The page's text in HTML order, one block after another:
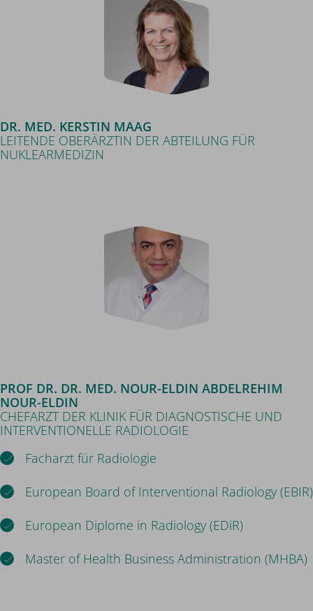
DR. MED. KERSTIN MAAG
LEITENDE OBERÄRZTIN DER ABTEILUNG FÜR
NUKLEARMEDIZIN
PROF DR. DR. MED. NOUR-ELDIN ABDELREHIM
NOUR-ELDIN
CHEFARZT DER KLINIK FÜR DIAGNOSTISCHE UND
INTERVENTIONELLE RADIOLOGIE
Facharzt für Radiologie
European Board of Interventional Radiology (EBIR)
European Diplome in Radiology (EDiR)
Master of Health Business Administration (MHBA)